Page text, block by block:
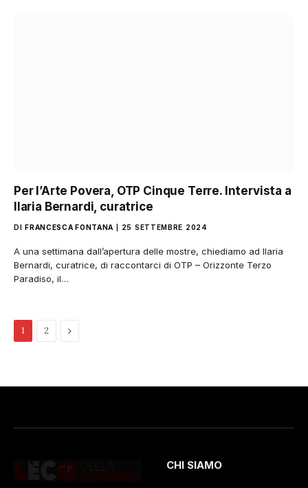
Per l’Arte Povera, OTP Cinque Terre. Intervista a
Ilaria Bernardi, curatrice
DI FRANCESCA FONTANA 25 SETTEMBRE 2024
A una settimana dall’apertura delle mostre, chiediamo ad Ilaria
Bernardi, curatrice, di raccontarci di OTP – Orizzonte Terzo
Paradiso, il…
1 2
Pagina
CHI SIAMO